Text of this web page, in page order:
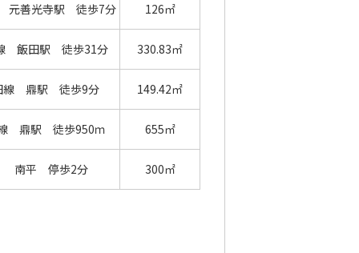
元善光寺駅 徒歩7分 126㎡
飯田駅 徒歩31分 330.83㎡
線 鼎駅 徒歩9分 149.42㎡
鼎駅 徒歩950ｍ 655㎡
平 停歩2分 300㎡